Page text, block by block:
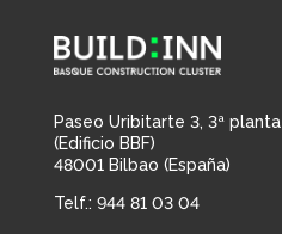
Paseo Uribitarte 3, 3ª planta
(Edificio BBF)
48001 Bilbao (España)
Telf.: 944 81 03 04